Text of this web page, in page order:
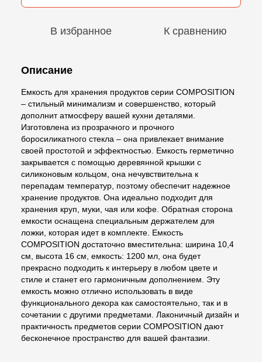
В избранное К сравнению
Описание
Емкость для хранения продуктов серии COMPOSITION
– стильный минимализм и совершенство, который
дополнит атмосферу вашей кухни деталями.
Изготовлена из прозрачного и прочного
боросиликатного стекла – она привлекает внимание
своей простотой и эффектностью. Емкость герметично
закрывается с помощью деревянной крышки с
силиконовым кольцом, она нечувствительна к
перепадам температур, поэтому обеспечит надежное
хранение продуктов. Она идеально подходит для
хранения круп, муки, чая или кофе. Обратная сторона
емкости оснащена специальным держателем для
ложки, которая идет в комплекте. Емкость
COMPOSITION достаточно вместительна: ширина 10,4
см, высота 16 см, емкость: 1200 мл, она будет
прекрасно подходить к интерьеру в любом цвете и
стиле и станет его гармоничным дополнением. Эту
емкость можно отлично использовать в виде
функционального декора как самостоятельно, так и в
сочетании с другими предметами. Лаконичный дизайн и
практичность предметов серии COMPOSITION дают
бесконечное пространство для вашей фантазии.